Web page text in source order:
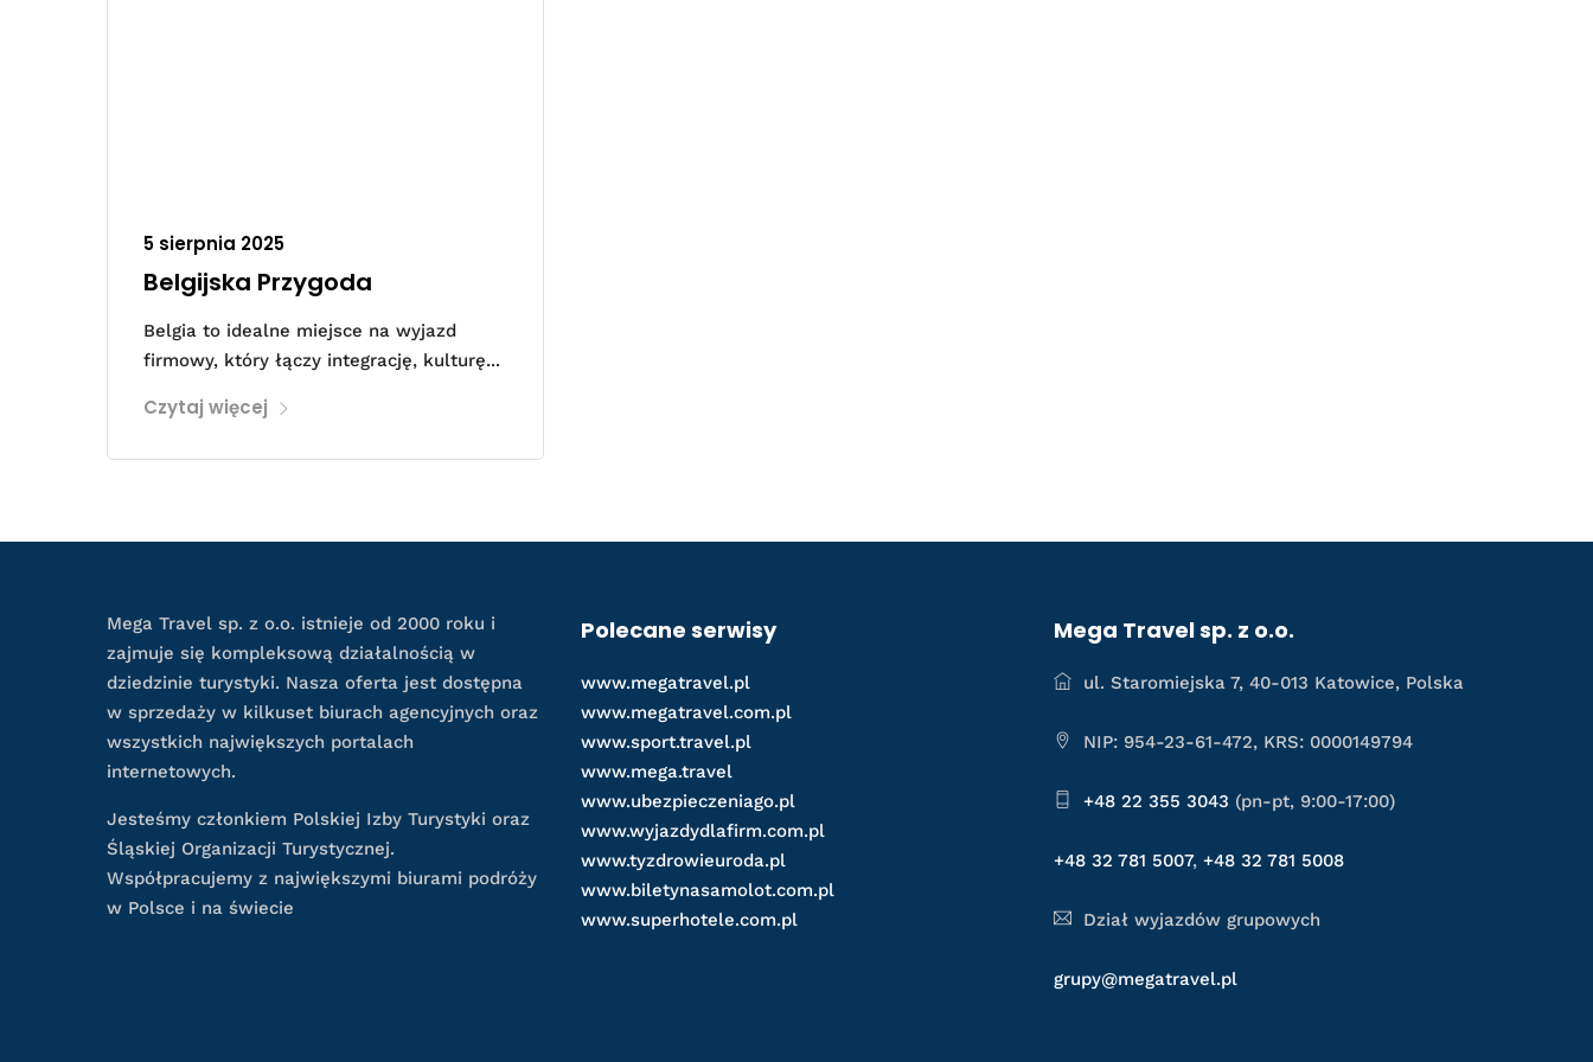
5 sierpnia 2025
Belgijska Przygoda
Belgia to idealne miejsce na wyjazd
firmowy, który łączy integrację, kulturę...
Czytaj więcej
Mega Travel sp. z o.o. istnieje od 2000 roku i
zajmuje się kompleksową działalnością w
dziedzinie turystyki. Nasza oferta jest dostępna
w sprzedaży w kilkuset biurach agencyjnych oraz
wszystkich największych portalach
internetowych.
Jesteśmy członkiem Polskiej Izby Turystyki oraz
Śląskiej Organizacji Turystycznej.
Współpracujemy z największymi biurami podróży
w Polsce i na świecie
Polecane serwisy
www.megatravel.pl
www.megatravel.com.pl
www.sport.travel.pl
www.mega.travel
www.ubezpieczeniago.pl
www.wyjazdydlafirm.com.pl
www.tyzdrowieuroda.pl
www.biletynasamolot.com.pl
www.superhotele.com.pl
Mega Travel sp. z o.o.
ul. Staromiejska 7, 40-013 Katowice, Polska
NIP: 954-23-61-472, KRS: 0000149794
+48 22 355 3043 (pn-pt, 9:00-17:00)
+48 32 781 5007,+48 32 781 5008
Dział wyjazdów grupowych
grupy@megatravel.pl